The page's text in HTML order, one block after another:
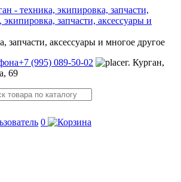
запчасти, аксессуары и многое другое
+7 (995) 089-50-02
г. Курган,
69
0